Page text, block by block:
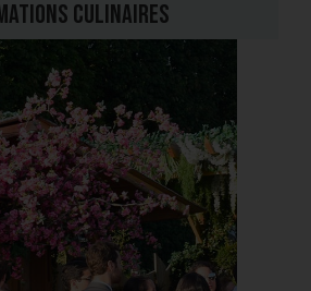
culinaires